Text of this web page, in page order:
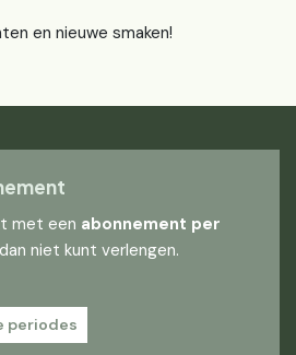
en nieuwe smaken!
met een abonnement per
niet kunt verlengen.
periodes